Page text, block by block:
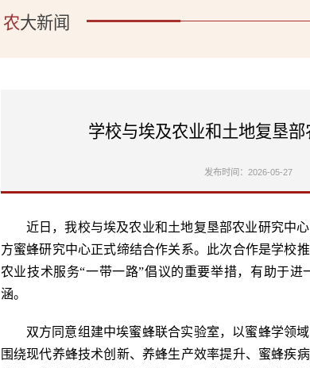
农大新闻
学校与埃及农业和土地复垦
发布时间：2026-05-27
近日，我校与埃及农业和土地复垦部农业研究中
方蜜蜂研究中心正式缔结合作关系。此次合作是学校
农业技术服务“一带一路”倡议的重要举措，有助于
涵。
双方同意组建中埃蜜蜂联合实验室，以蜜蜂学领
围绕现代养蜂技术创新、养蜂生产效率提升、蜜蜂疾